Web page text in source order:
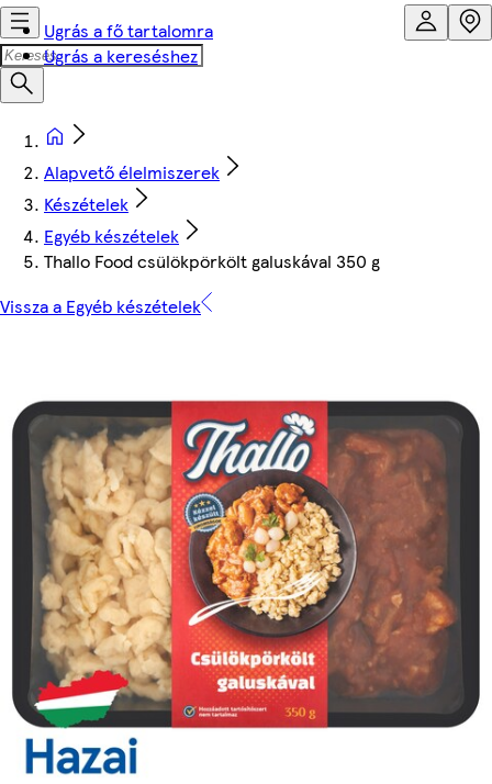
Ugrás a fő tartalomra
Ugrás a kereséshez
Alapvető élelmiszerek
Készételek
Egyéb készételek
Thallo Food csülökpörkölt galuskával 350 g
Vissza a Egyéb készételek